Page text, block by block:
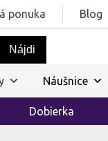
ponuka Blog
Náušnice
Dobierka